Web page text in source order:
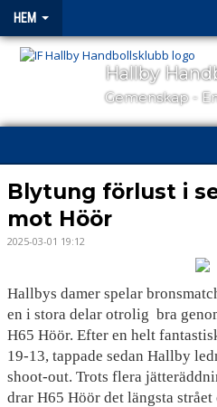
HEM
Hallby
Gemenskap -
HEM
HALLBY I SAMHÄLLET
OM KLUBBEN
KONTAKT
SAMARBETSPARTNERS
Blytung förlust i
mot Höör
2025-03-01 19:12
Hallbys damer spelar
en i stora delar otrolig bra
H65 Höör. Efter en helt
19-13, tappade sedan Hallby
shoot-out. Trots flera
drar H65 Höör det längsta